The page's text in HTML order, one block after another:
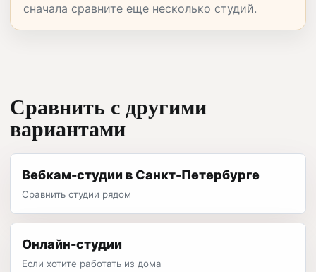
сначала сравните еще несколько студий.
Сравнить с другими
вариантами
Вебкам-студии в Санкт-Петербурге
Сравнить студии рядом
Онлайн-студии
Если хотите работать из дома